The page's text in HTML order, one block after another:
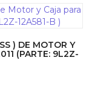
) DE MOTOR Y
(PARTE: 9L2Z-